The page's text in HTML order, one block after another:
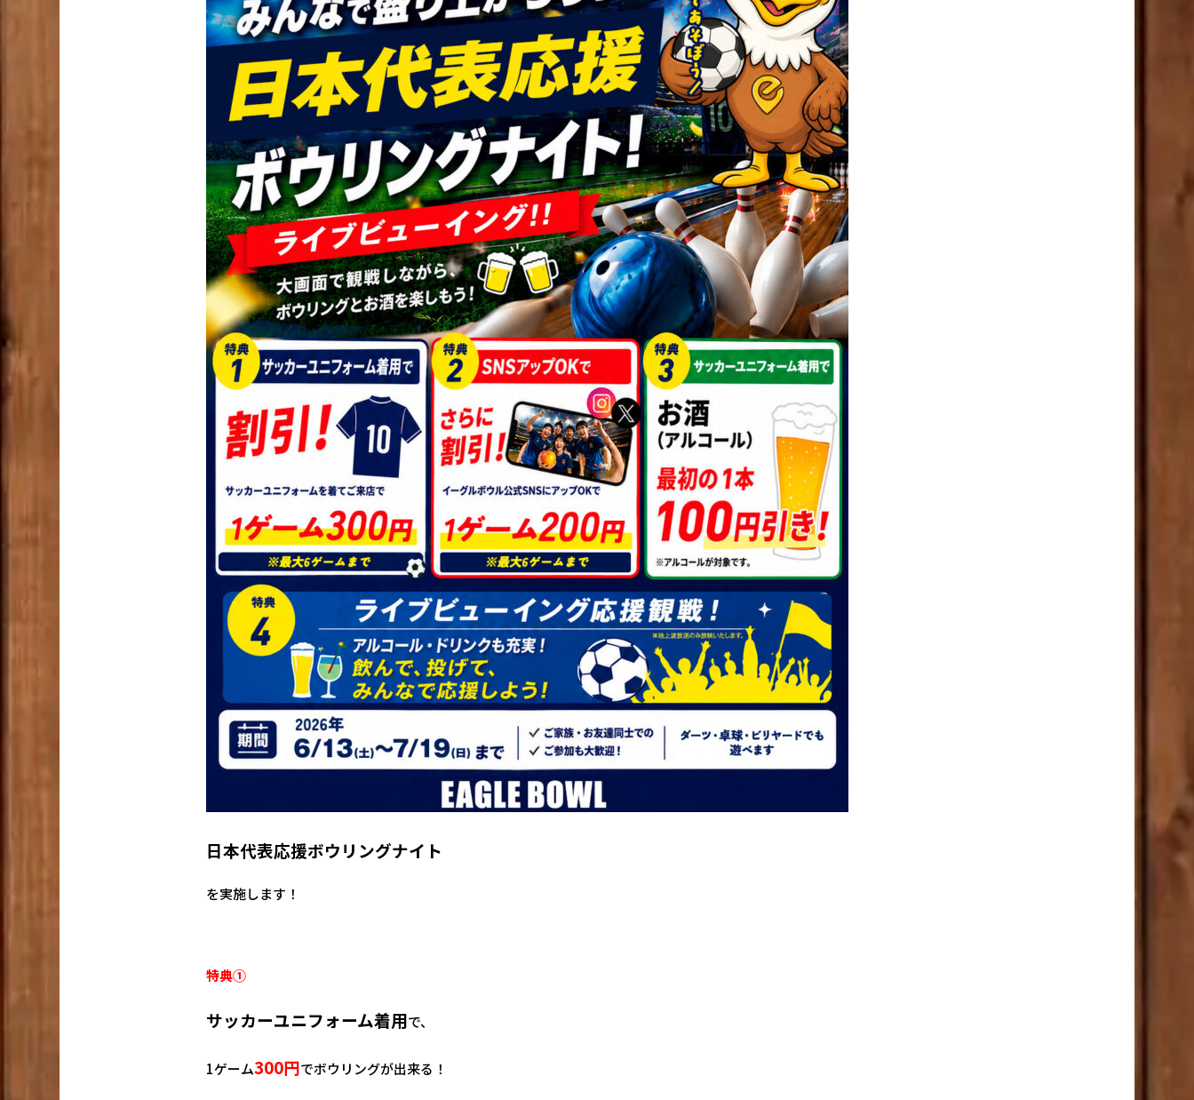
日本代表応援ボウリングナイト
を実施します！
特典①
サッカーユニフォーム着用で、
1ゲーム300円でボウリングが出来る！